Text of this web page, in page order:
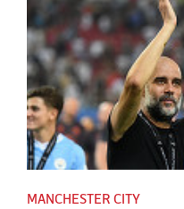
MANCHESTER CITY